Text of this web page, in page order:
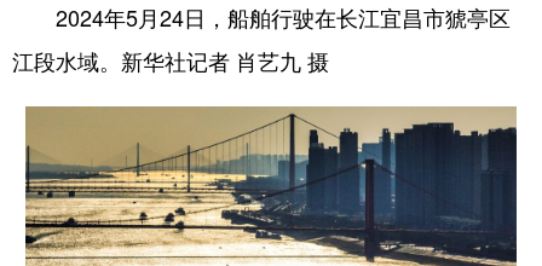
2024年5月24日，船舶行驶在长江宜昌市猇亭区
江段水域。新华社记者 肖艺九 摄